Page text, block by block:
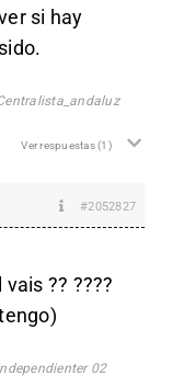
si hay
Ver respuestas(1)
#2052827
?? ????
02